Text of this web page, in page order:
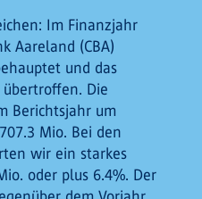
Im Finanzjahr
Aareland (CBA)
und das
Die
Berichtsjahr um
Mio. Bei den
wir ein starkes
oder plus 6.4%. Der